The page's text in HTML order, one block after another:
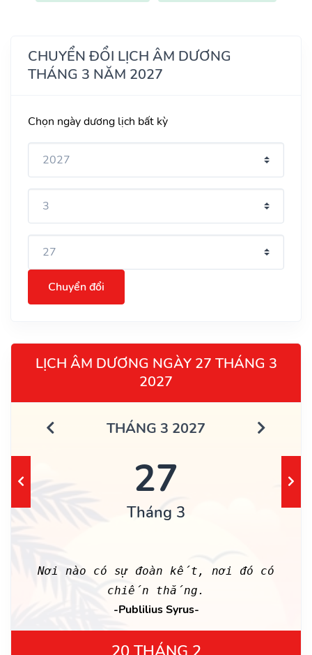
CHUYỂN ĐỔI LỊCH ÂM DƯƠNG
THÁNG 3 NĂM 2027
Chọn ngày dương lịch bất kỳ
Chuyển đổi
LỊCH ÂM DƯƠNG NGÀY 27 THÁNG 3
2027
THÁNG 3 2027
27
Tháng 3
Nơi nào có sự đoàn kết, nơi đó có
chiến thắng.
-Publilius Syrus-